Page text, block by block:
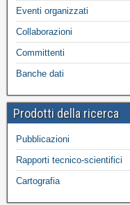
Eventi organizzati
Collaborazioni
Committenti
Banche dati
Prodotti della ricerca
Pubblicazioni
Rapporti tecnico-scientifici
Cartografia